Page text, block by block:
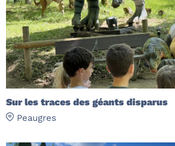
Sur les traces des géants disparus
Peaugres